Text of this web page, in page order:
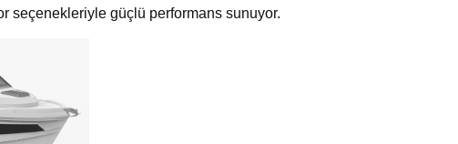
seçenekleriyle güçlü performans sunuyor.